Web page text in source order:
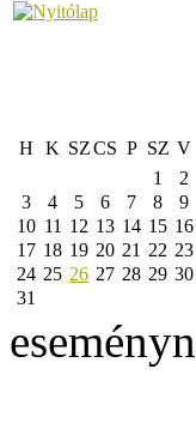
H K SZCS P SZ V
1
2
3
4 5 6 7 8
9
10 11 12 13 14 15 16
17 18 19 20 21 22 23
24 25 26 27 28 29 30
31